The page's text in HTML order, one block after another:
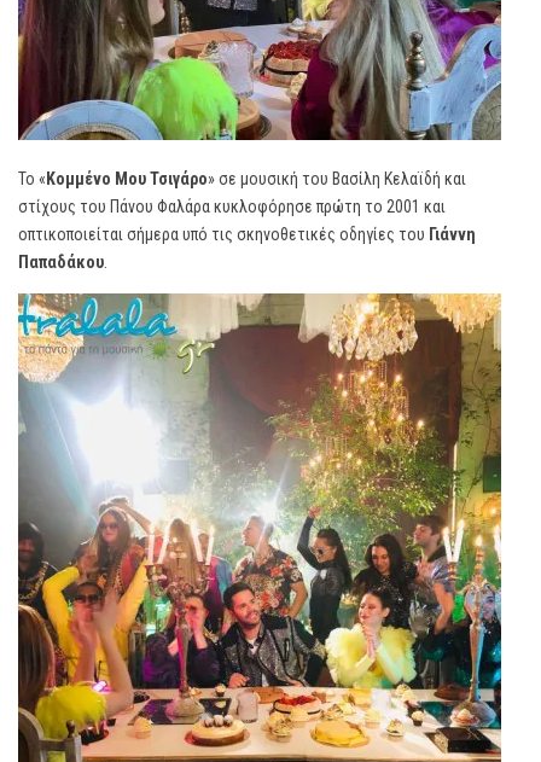
Το « Κομμένο Μου Τσιγάρο» σε μουσική του Βασίλη Κελαϊδή και
στίχους του Πάνου Φαλάρα κυκλοφόρησε πρώτη το 2001 και
οπτικοποιείται σήμερα υπό τις σκηνοθετικές οδηγίες του Γιάννη
Παπαδάκου